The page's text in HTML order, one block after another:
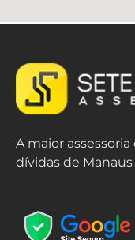
A maior
dívidas de Manaus